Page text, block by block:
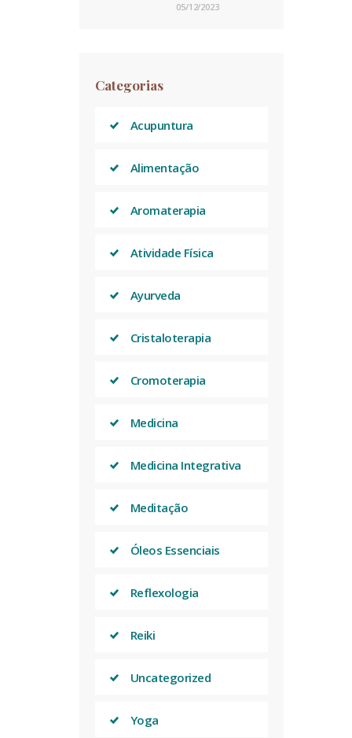
05/12/2023
Categorias
Acupuntura
Alimentação
Aromaterapia
Atividade Física
Ayurveda
Cristaloterapia
Cromoterapia
Medicina
Medicina Integrativa
Meditação
Óleos Essenciais
Reflexologia
Reiki
Uncategorized
Yoga